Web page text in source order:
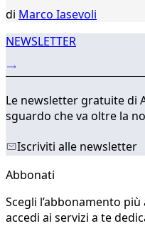
di Marco Iasevoli
NEWSLETTER
Le newsletter gratuite di
sguardo che va oltre la
Iscriviti alle newsletter
Abbonati
Scegli l’abbonamento
accedi ai servizi a te